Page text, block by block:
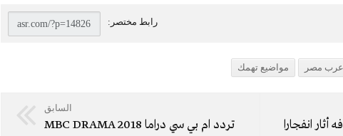
مصر مواضيع تهمك
أثار انفجارا
السابق
تردد ام بي سي دراما MBC DRAMA 2018